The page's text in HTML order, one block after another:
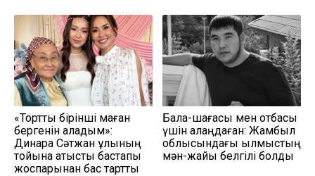
«Тортты бірінші маған
бергенін қаладым»:
Динара Сәтжан ұлының
тойына қатысты бастапқы
жоспарынан бас тартты
Бала-шағасы мен отбасы
үшін алаңдаған: Жамбыл
облысындағы қылмыстың
мән-жайы белгілі болды